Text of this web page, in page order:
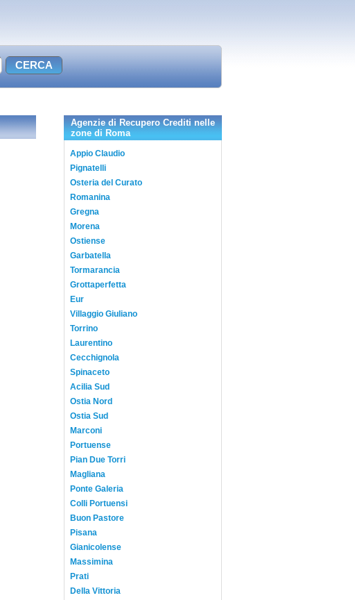
Agenzie di Recupero Crediti nelle
zone di Roma
Appio Claudio
Pignatelli
Osteria del Curato
Romanina
Gregna
Morena
Ostiense
Garbatella
Tormarancia
Grottaperfetta
Eur
Villaggio Giuliano
Torrino
Laurentino
Cecchignola
Spinaceto
Acilia Sud
Ostia Nord
Ostia Sud
Marconi
Portuense
Pian Due Torri
Magliana
Ponte Galeria
Colli Portuensi
Buon Pastore
Pisana
Gianicolense
Massimina
Prati
Della Vittoria